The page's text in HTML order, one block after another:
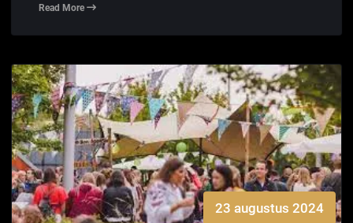
Read More
23 augustus 2024